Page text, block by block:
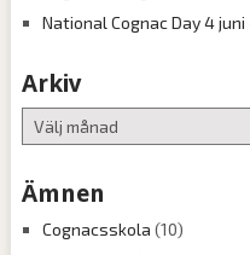
National Cognac Day 4
Arkiv
Arkiv
Ämnen
Cognacsskola (10)